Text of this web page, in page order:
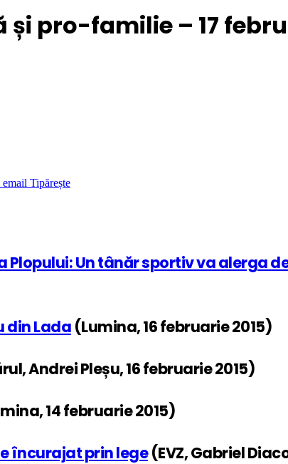
pro-familie – 17
Tipărește
Un tânăr sportiv va alerga
din Lada (Lumina, 16 februarie 2015)
Andrei Pleșu, 16 februarie 2015)
14 februarie 2015)
încurajat prin lege(EVZ, Gabriel